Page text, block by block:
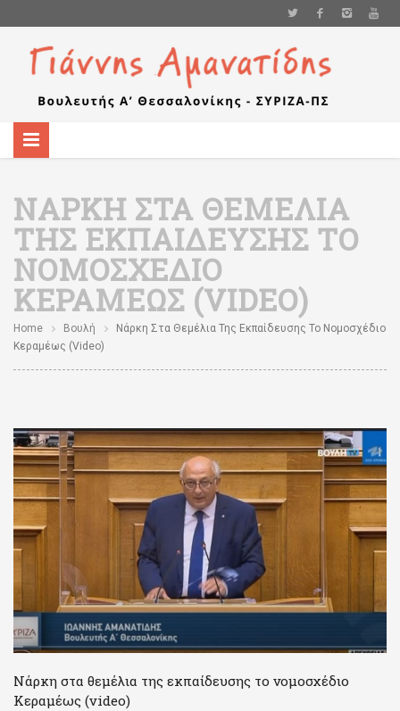
ΝΆΡΚΗ ΣΤΑ ΘΕΜΈΛΙΑ
ΤΗΣ ΕΚΠΑΊΔΕΥΣΗΣ ΤΟ
ΝΟΜΟΣΧΈΔΙΟ
ΚΕΡΑΜΈΩΣ (VIDEO)
Home Βουλή
Νάρκη Στα Θεμέλια Της Εκπαίδευσης Το Νομοσχέδιο
Κεραμέως (video)
Νάρκη στα θεμέλια της εκπαίδευσης το νομοσχέδιο
Κεραμέως (video)